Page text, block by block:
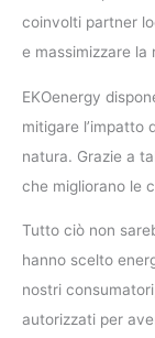
coinvolti partner
e massimizzare la
EKOenergy
mitigare l’impatto
natura. Grazie a
che migliorano le
Tutto ciò non
hanno scelto
nostri
autorizzati per